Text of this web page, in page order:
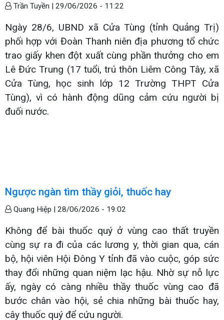
Trần Tuyền | 29/06/2026 - 11:22
Ngày 28/6, UBND xã Cửa Tùng (tỉnh Quảng Trị)
phối hợp với Đoàn Thanh niên địa phương tổ chức
trao giấy khen đột xuất cùng phần thưởng cho em
Lê Đức Trung (17 tuổi, trú thôn Liêm Công Tây, xã
Cửa Tùng, học sinh lớp 12 Trường THPT Cửa
Tùng), vì có hành động dũng cảm cứu người bị
đuối nước.
Ngược ngàn tìm thầy giỏi, thuốc hay
Quang Hiệp | 28/06/2026 - 19:02
Không để bài thuốc quý ở vùng cao thất truyền
cùng sự ra đi của các lương y, thời gian qua, cán
bộ, hội viên Hội Đông Y tỉnh đã vào cuộc, góp sức
thay đổi những quan niệm lạc hậu. Nhờ sự nỗ lực
ấy, ngày có càng nhiều thầy thuốc vùng cao đã
bước chân vào hội, sẻ chia những bài thuốc hay,
cây thuốc quý để cứu người.